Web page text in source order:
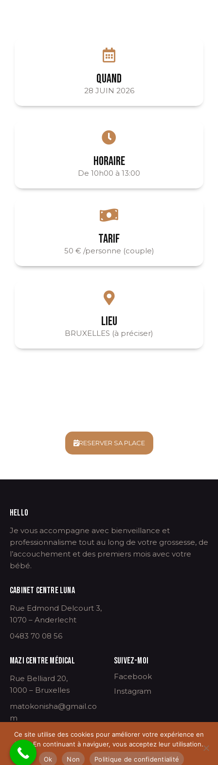
Prendre un rendez-vous.
QUAND
28 JUIN 2026
HORAIRE
De 10h00 à 13:00
TARIF
50 € /personne (couple)
LIEU
BRUXELLES (à préciser)
RESERVER SA PLACE
HELLO
Je vous accompagne avec bienveillance et
professionnalisme tout au long de votre grossesse, de
l’accouchement et des premiers mois avec votre
bébé.
CABINET CENTRE LUNA
Rue Edmond Delcourt 3,
1070 – Anderlecht
0483 70 08 56
MAZI CENTRE MÉDICAL
Rue Belliard 20,
1000 – Bruxelles
matokonisha@gmail.co
m
SUIVEZ-MOI
Facebook
Instagram
©Nisha 2024 – L’arrivée d’un enfant, un bonheur
extraordinaire
Ce site utilise des cookies pour améliorer votre expérience en
ligne. En continuant à naviguer, vous acceptez leur utilisation.
Ok
Non Politique de confidentialité